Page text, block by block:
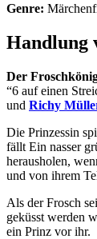
Genre:
Handlung
Der
“6 auf einen
und Richy
Die Prinzessin
fällt Ein nasser
herausholen,
und von ihrem
Als der Frosch
geküsst werden
ein Prinz vor ihr.